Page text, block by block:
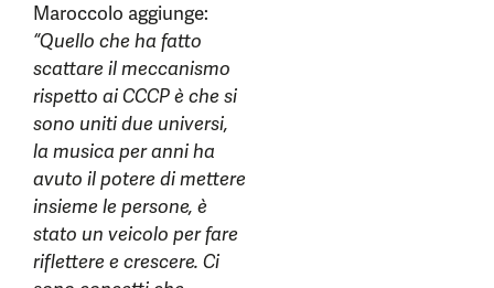
Maroccolo aggiunge:
“Quello che ha fatto
scattare il meccanismo
rispetto ai CCCP è che si
sono uniti due universi,
la musica per anni ha
avuto il potere di mettere
insieme le persone, è
stato un veicolo per fare
riflettere e crescere. Ci